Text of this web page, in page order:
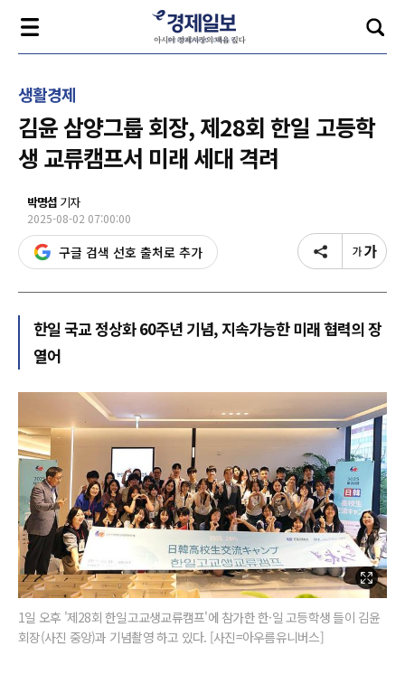
생활경제
김윤 삼양그룹 회장, 제28회 한일 고등학
생 교류캠프서 미래 세대 격려
박명섭 기자
2025-08-02 07:00:00
구글 검색 선호 출처로 추가
한일 국교 정상화 60주년 기념, 지속가능한 미래 협력의 장
열어
1일 오후 '제28회 한일고교생교류캠프'에 참가한 한·일 고등학생 들이 김윤
회장(사진 중앙)과 기념촬영 하고 있다. [사진=아우름유니버스]